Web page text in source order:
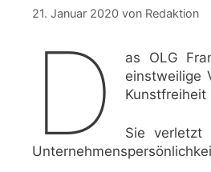
21. Januar 2020 von Redaktion
D
as OLG
einstweilige
Sie verletzt